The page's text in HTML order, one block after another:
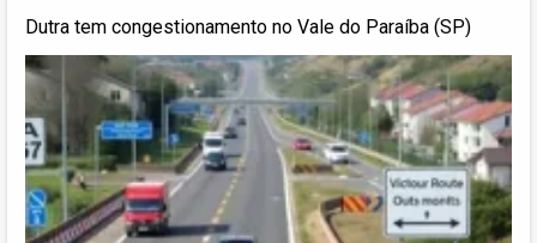
Dutra tem congestionamento no Vale do Paraíba (SP)